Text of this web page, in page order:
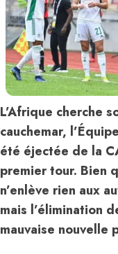
L’Afrique cherche
cauchemar,
été éjectée de la
premier tour. Bien
n’enlève rien aux
mais l’élimination
mauvaise nouvelle